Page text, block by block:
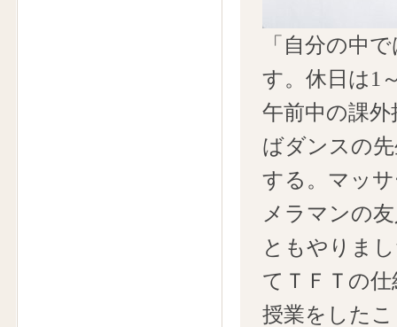
「自分の中
す。休日は1
午前中の課
ばダンスの
する。マッ
メラマンの
ともやりま
てＴＦＴの
授業をした